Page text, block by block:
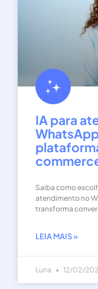
IA para
Saiba como
atendimento no
transforma
LEIA MAIS »
Luna 12/02/